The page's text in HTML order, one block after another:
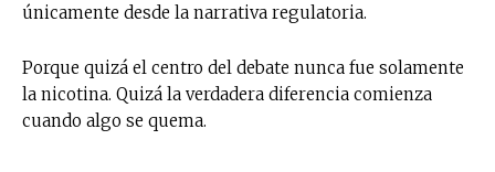
únicamente desde la narrativa regulatoria.
Porque quizá el centro del debate nunca fue solamente
la nicotina. Quizá la verdadera diferencia comienza
cuando algo se quema.